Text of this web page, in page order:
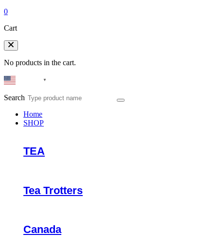
0
Cart
No products in the cart.
▼
Search
Home
SHOP
TEA
Tea Trotters
Canada